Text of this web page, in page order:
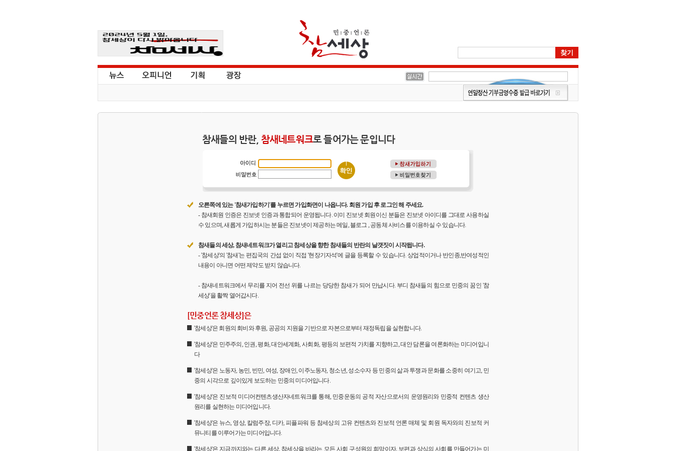
참새들의 반란, 참새네트워크로 들어가는 문입니다
오른쪽에 있는 '참새가입하기'를 누르면 가입화면이 나옵니다. 회원 가입 후 로그인 해 주세요.
- 참새회원 인증은 진보넷 인증과 통합되어 운영됩니다. 이미 진보넷 회원이신 분들은 진보넷 아이디를 그대로 사용하실
수 있으며, 새롭게 가입하시는 분들은 진보넷이 제공하는 메일, 블로그 , 공동체 사비스를 이용하실 수 있습니다.
참새들의 세상, 참새네트워크가 열리고 참세상을 향한 참새들의 반란의 날갯짓이 시작됩니다.
- '참세상'의 '참새'는 편집국의 간섭 없이 직접 '현장기자석'에 글을 등록할 수 있습니다. 상업적이거나 반인종,반여성적인
내용이 아니면 어떤 제약도 받지 않습니다.
- 참새네트워크에서 무리를 지어 전선 위를 나르는 당당한 참새가 되어 만납시다. 부디 참새들의 힘으로 민중의 꿈인 '참
세상'을 활짝 열어갑시다.
[민중언론 참세상]은
'참세상'은 회원의 회비와 후원, 공공의 지원을 기반으로 자본으로부터 재정독립을 실현합니다.
'참세상'은 민주주의, 인권, 평화, 대안세계화, 사회화, 평등의 보편적 가치를 지향하고, 대안 담론을 여론화하는 미디어입니
다
'참세상'은 노동자, 농민, 빈민, 여성, 장애인, 이주노동자, 청소년, 성소수자 등 민중의 삶과 투쟁과 문화를 소중히 여기고, 민
중의 시각으로 깊이있게 보도하는 민중의 미디어입니다.
'참세상'은 진보적 미디어컨텐츠생산자네트워크를 통해, 민중운동의 공적 자산으로서의 운영원리와 민중적 컨텐츠 생산
원리를 실현하는 미디어입니다.
'참세상'은 뉴스, 영상, 칼럼주장, 디카, 피플파워 등 참세상의 고유 컨텐츠와 진보적 언론 매체 및 회원 독자와의 진보적 커
뮤니티를 이루어가는 미디어입니다.
'참세상'은 지금까지와는 다른 세상, 참세상을 바라는 모든 사회 구성원의 희망이자, 보편과 상식의 사회를 만들어가는 미